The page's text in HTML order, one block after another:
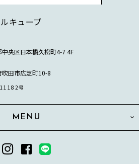
キューブ
央区日本橋久松町4-7 4F
田市広芝町10-8
号
MENU